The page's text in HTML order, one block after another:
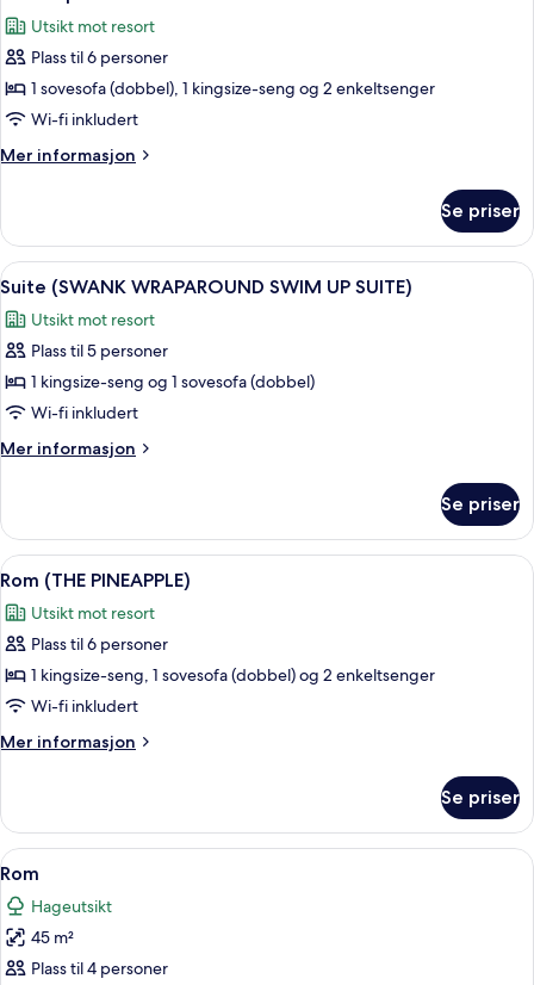
bildene
av
Pool
Super
Villa
Utsikt mot resort
Plass til 6 personer
1 sovesofa (dobbel), 1 kingsize-seng og 2 enkeltsenger
Wi-fi inkludert
Mer informasjon
Mer
Super
Villa
Se priser
Åpne
alle
bildene
av
Suite
(SWANK
WRAPAROUND
SWIM
SUITE)
Sengetøy av topp kvalitet, minibar
6
Suite (SWANK WRAPAROUND SWIM UP SUITE)
Utsikt mot resort
Plass til 5 personer
1 kingsize-seng og 1 sovesofa (dobbel)
Wi-fi inkludert
Mer informasjon
Mer
(SWANK
WRAPAROUND
SWIM
SUITE)
Se priser
Åpne
alle
bildene
av
Rom
(THE
PINEAPPLE)
Rom (THE PINEAPPLE) | Utsikt fra
6
Rom (THE PINEAPPLE)
Utsikt mot resort
Plass til 6 personer
1 kingsize-seng, 1 sovesofa (dobbel) og 2 enkeltsenger
Wi-fi inkludert
Mer informasjon
Mer
(THE
PINEAPPLE)
Se priser
Åpne
alle
bildene
av
Rom
Sengetøy av topp kvalitet, minibar
4
Rom
Hageutsikt
45 m²
Plass til 4 personer